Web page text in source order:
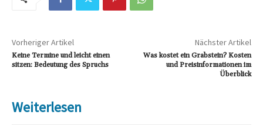
Vorheriger Artikel
Keine Termine und leicht einen
sitzen: Bedeutung des Spruchs
Nächster Artikel
Was kostet ein Grabstein? Kosten
und Preisinformationen im
Überblick
Weiterlesen